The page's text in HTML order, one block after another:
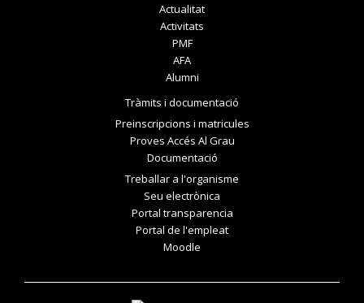
Actualitat
Activitats
PMF
AFA
Alumni
Tràmits i documentació
Preinscripcions i matricules
Proves Accés Al Grau
Documentació
Treballar a l'organisme
Seu electrònica
Portal transparencia
Portal de l'empleat
Moodle